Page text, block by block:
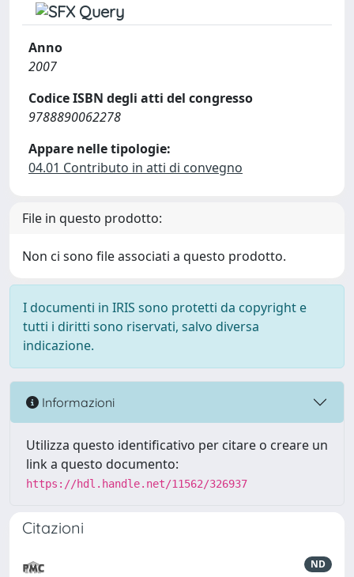
Anno
2007
Codice ISBN degli atti del congresso
9788890062278
Appare nelle tipologie:
04.01 Contributo in atti di convegno
File in questo prodotto:
Non ci sono file associati a questo prodotto.
I documenti in IRIS sono protetti da copyright e
tutti i diritti sono riservati, salvo diversa
indicazione.
Informazioni
Utilizza questo identificativo per citare o creare un
link a questo documento:
https://hdl.handle.net/11562/326937
Citazioni
ND